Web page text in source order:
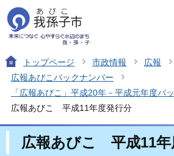
トップページ 市政情報 広報
広報あびこバックナンバー
「広報あびこ」平成20年－平成元年度バ
広報あびこ 平成11年度発行分
広報あびこ 平成11年